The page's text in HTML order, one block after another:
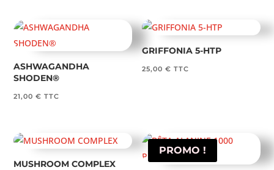
ASHWAGANDHA
SHODEN®
21,00€ TTC
GRIFFONIA 5-HTP
25,00€ TTC
MUSHROOM COMPLEX
PROMO !